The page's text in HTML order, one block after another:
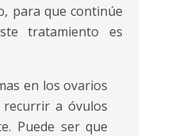
para que continúe
tratamiento es
en los ovarios
recurrir a óvulos
Puede ser que